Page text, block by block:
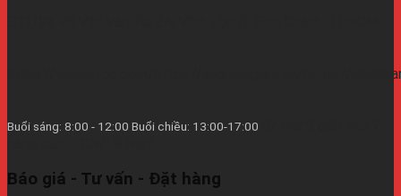
https://vinanetco.com/https://xuongingiare.vn/https://
Buổi sáng: 8:00 - 12:00 Buổi chiều: 13:00-17:00
Báo giá - Tư vấn - Đặt hàng